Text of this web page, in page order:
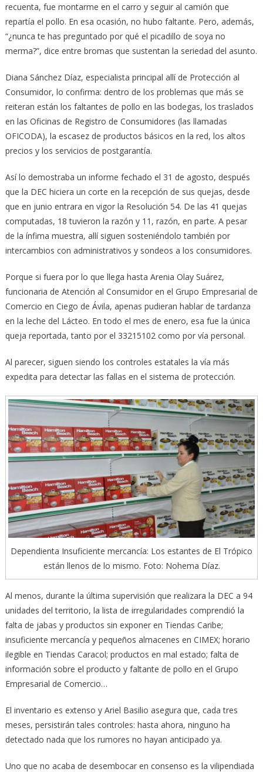
recuenta, fue montarme en el carro y seguir al camión que
repartía el pollo. En esa ocasión, no hubo faltante. Pero, además,
“¿nunca te has preguntado por qué el picadillo de soya no
merma?”, dice entre bromas que sustentan la seriedad del asunto.
Diana Sánchez Díaz, especialista principal allí de Protección al
Consumidor, lo confirma: dentro de los problemas que más se
reiteran están los faltantes de pollo en las bodegas, los traslados
en las Oficinas de Registro de Consumidores (las llamadas
OFICODA), la escasez de productos básicos en la red, los altos
precios y los servicios de postgarantía.
Así lo demostraba un informe fechado el 31 de agosto, después
que la DEC hiciera un corte en la recepción de sus quejas, desde
que en junio entrara en vigor la Resolución 54. De las 41 quejas
computadas, 18 tuvieron la razón y 11, razón, en parte. A pesar
de la ínfima muestra, allí siguen sosteniéndolo también por
intercambios con administrativos y sondeos a los consumidores.
Porque si fuera por lo que llega hasta Arenia Olay Suárez,
funcionaria de Atención al Consumidor en el Grupo Empresarial de
Comercio en Ciego de Ávila, apenas pudieran hablar de tardanza
en la leche del Lácteo. En todo el mes de enero, esa fue la única
queja reportada, tanto por el 33215102 como por vía personal.
Al parecer, siguen siendo los controles estatales la vía más
expedita para detectar las fallas en el sistema de protección.
Dependienta Insuficiente mercancía: Los estantes de El Trópico
están llenos de lo mismo. Foto: Nohema Díaz.
Al menos, durante la última supervisión que realizara la DEC a 94
unidades del territorio, la lista de irregularidades comprendió la
falta de jabas y productos sin exponer en Tiendas Caribe;
insuficiente mercancía y pequeños almacenes en CIMEX; horario
ilegible en Tiendas Caracol; productos en mal estado; falta de
información sobre el producto y faltante de pollo en el Grupo
Empresarial de Comercio…
El inventario es extenso y Ariel Basilio asegura que, cada tres
meses, persistirán tales controles: hasta ahora, ninguno ha
detectado nada que los rumores no hayan anticipado ya.
Uno que no acaba de desembocar en consenso es la vilipendiada